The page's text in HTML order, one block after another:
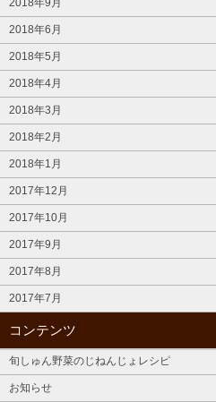
2018年6月
2018年5月
2018年4月
2018年3月
2018年2月
2018年1月
2017年12月
2017年10月
2017年9月
2017年8月
2017年7月
コンテンツ
旬しゅん野菜のじねんじょレシピ
お知らせ